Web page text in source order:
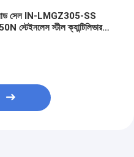
সেল IN-LMGZ305-SS
স্টেইনলেস স্টীল ক্যান্টিলিভার